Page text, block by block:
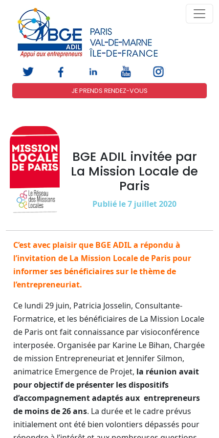
JE PRENDS RENDEZ-VOUS
BGE ADIL invitée par
La Mission Locale de
Paris
Publié le 7 juillet 2020
C’est avec plaisir que BGE ADIL a répondu à
l’invitation de La Mission Locale de Paris pour
informer ses bénéficiaires sur le thème de
l’entrepreneuriat.
Ce lundi 29 juin, Patricia Josselin, Consultante-
Formatrice, et les bénéficiaires de La Mission Locale
de Paris ont fait connaissance par visioconférence
interposée. Organisée par Karine Le Bihan, Chargée
de mission Entrepreneuriat et Jennifer Silmon,
animatrice Emergence de Projet, la réunion avait
pour objectif de présenter les dispositifs
d’accompagnement adaptés aux entrepreneurs
de moins de 26 ans. La durée et le cadre prévus
initialement ont été bien volontiers dépassés pour